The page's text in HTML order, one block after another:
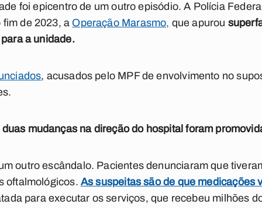
foi epicentro de um outro episódio. A Polícia
de 2023, a Operação Marasmo, que apurou
a unidade.
, acusados pelo MPF de envolvimento no
mudanças na direção do hospital foram
outro escândalo. Pacientes denunciaram que
oftalmológicos. As suspeitas são de que medicações
para executar os serviços, que recebeu milhões